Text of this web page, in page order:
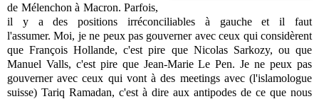
de Mélenchon à Macron. Parfois,
il y a des positions irréconciliables à gauche et il faut
l'assumer.Moi, je ne peux pas gouverner avec ceux qui considèrent
que François Hollande, c'est pire que Nicolas Sarkozy, ou que
Manuel Valls, c'est pire que Jean-Marie Le Pen.Je ne peux pas
gouverner avec ceux qui vont à des meetings avec (l'islamologue
suisse) Tariq Ramadan, c'est à dire aux antipodes de ce que nous